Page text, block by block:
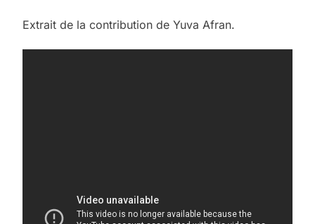
Extrait de la contribution de Yuva Afran.